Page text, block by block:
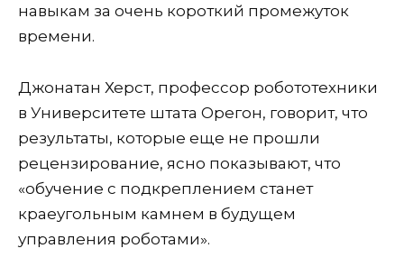
навыкам за очень короткий промежуток
времени.
Джонатан Херст, профессор робототехники
в Университете штата Орегон, говорит, что
результаты, которые еще не прошли
рецензирование, ясно показывают, что
«обучение с подкреплением станет
краеугольным камнем в будущем
управления роботами».